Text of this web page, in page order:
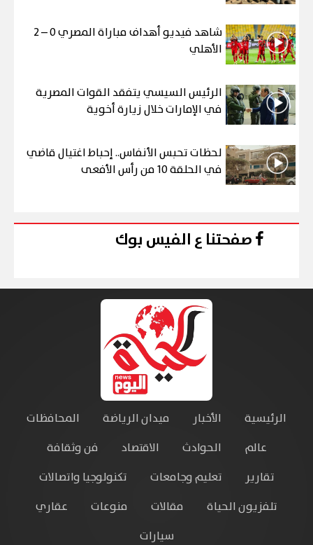
شاهد فيديو أهداف مباراة المصري 0 – 2
الأهلي
الرئيس السيسي يتفقد القوات المصرية
في الإمارات خلال زيارة أخوية
لحظات تحبس الأنفاس.. إحباط اغتيال قاضي
في الحلقة 10 من رأس الأفعى
صفحتنا ع الفيس بوك
الرئيسية الأخبار ميدان الرياضة
المحافظات
عالم
الحوادث الاقتصاد
فن وثقافة
تقارير
تعليم وجامعات
تكنولوجيا واتصالات
تلفزيون الحياة
مقالات منوعات
عقاري
سيارات